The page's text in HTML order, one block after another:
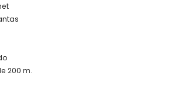
y windsurf (a menos de 1000 metros
(a menos de 5 kilómetros del
200 m.